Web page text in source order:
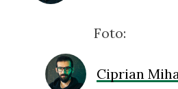
Foto:
Ciprian